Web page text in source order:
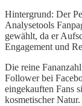
Hintergrund: Der
Analysetools
gewählt, da er
Engagement und
Die reine
Follower bei
eingekauften Fans
kosmetischer Natur.